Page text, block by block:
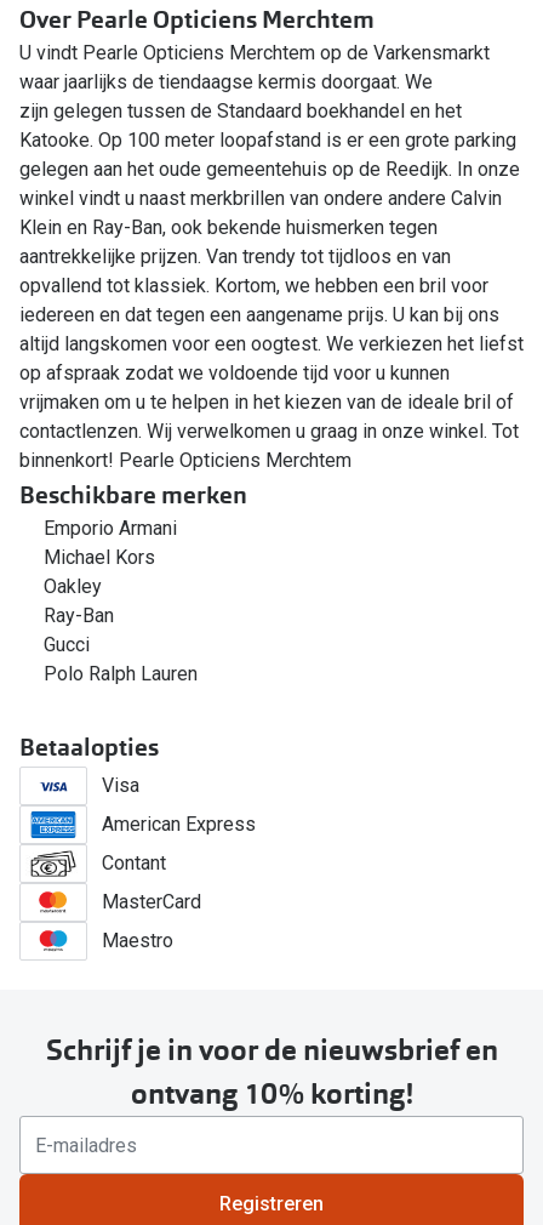
Over Pearle Opticiens Merchtem
U vindt Pearle Opticiens Merchtem op de Varkensmarkt
waar jaarlijks de tiendaagse kermis doorgaat. We
zijn gelegen tussen de Standaard boekhandel en het
Katooke. Op 100 meter loopafstand is er een grote parking
gelegen aan het oude gemeentehuis op de Reedijk. In onze
winkel vindt u naast merkbrillen van ondere andere Calvin
Klein en Ray-Ban, ook bekende huismerken tegen
aantrekkelijke prijzen. Van trendy tot tijdloos en van
opvallend tot klassiek. Kortom, we hebben een bril voor
iedereen en dat tegen een aangename prijs. U kan bij ons
altijd langskomen voor een oogtest. We verkiezen het liefst
op afspraak zodat we voldoende tijd voor u kunnen
vrijmaken om u te helpen in het kiezen van de ideale bril of
contactlenzen. Wij verwelkomen u graag in onze winkel. Tot
binnenkort! Pearle Opticiens Merchtem
Beschikbare merken
Emporio Armani
Michael Kors
Oakley
Ray-Ban
Gucci
Polo Ralph Lauren
Betaalopties
Visa
American Express
Contant
MasterCard
Maestro
Schrijf je in voor de nieuwsbrief en
ontvang 10% korting!
Registreren